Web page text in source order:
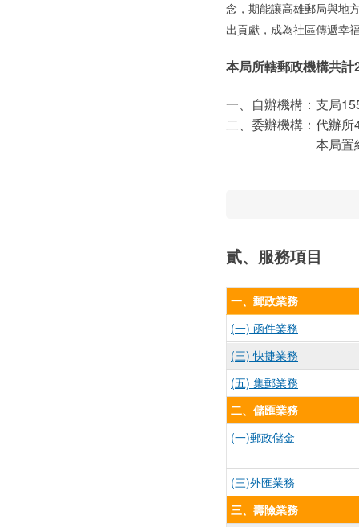
念，期能讓高雄郵局與地
出貢獻，成為社區傳遞幸
本局所轄郵政機構共
一、自辦機構： 支局
二、委辦機構： 代辦所
本局置
貳、服務項目
一、郵政業務
(一) 函件業務
(三) 快捷業務
(五) 集郵業務
二、儲匯業務
(一)郵政儲金
(三)外匯業務
三、壽險業務